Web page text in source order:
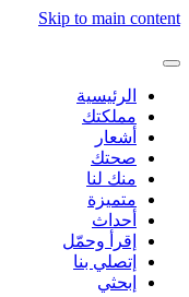
Skip to main content
الرئيسية
مملكتك
أشعار
صحتك
منك لنا
متميزة
أحداث
إقرأ وحمّل
إتصلي بنا
إبحثي